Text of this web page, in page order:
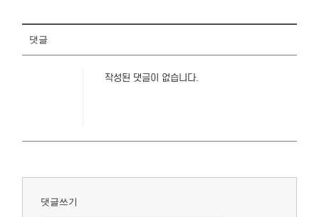
댓글
작성된 댓글이 없습니다.
댓글쓰기